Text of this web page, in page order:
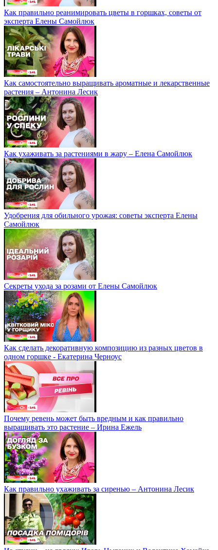
Как правильно реанимировать цветы в горшках, советы от
эксперта Елены Самойлюк
Как самостоятельно выращивать ароматные и лекарственные
растения – Антонина Лесик
Как ухаживать за растениями в жару – Елена Самойлюк
Удобрения для обильного урожая: советы эксперта Елены
Самойлюк
Секреты ухода за розами от Елены Самойлюк
Как сделать декоративную композицию из разных цветов в
одном горшке - Екатерина Черноус
Почему ревень может быть вредным и как правильно
выращивать это растение – Ирина Ежель
Как правильно ухаживать за сиренью – Антонина Лесик